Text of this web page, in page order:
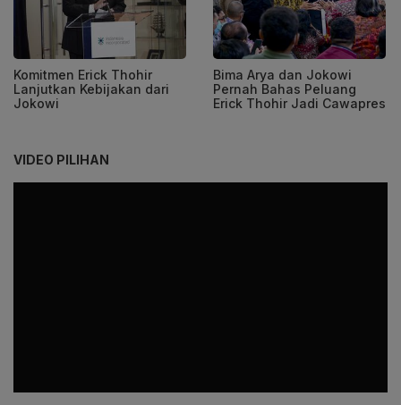
Komitmen Erick Thohir
Lanjutkan Kebijakan dari
Jokowi
Bima Arya dan Jokowi
Pernah Bahas Peluang
Erick Thohir Jadi Cawapres
VIDEO PILIHAN